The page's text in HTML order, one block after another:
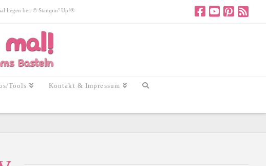
liegen bei: © Stampin’ Up!®
Tools Kontakt & Impressum